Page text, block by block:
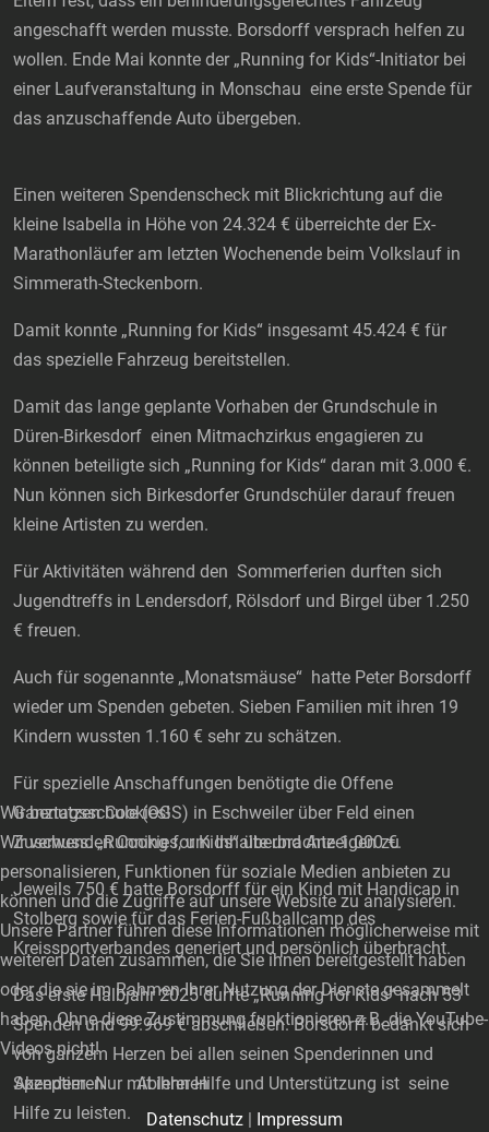
angeschafft werden musste. Borsdorff versprach helfen zu
wollen. Ende Mai konnte der „Running for Kids“-Initiator bei
einer Laufveranstaltung in Monschau eine erste Spende für
das anzuschaffende Auto übergeben.
Einen weiteren Spendenscheck mit Blickrichtung auf die
kleine Isabella in Höhe von 24.324 € überreichte der Ex-
Marathonläufer am letzten Wochenende beim Volkslauf in
Simmerath-Steckenborn.
Damit konnte „Running for Kids“ insgesamt 45.424 € für
das spezielle Fahrzeug bereitstellen.
Damit das lange geplante Vorhaben der Grundschule in
Düren-Birkesdorf einen Mitmachzirkus engagieren zu
können beteiligte sich „Running for Kids“ daran mit 3.000 €.
Nun können sich Birkesdorfer Grundschüler darauf freuen
kleine Artisten zu werden.
Für Aktivitäten während den Sommerferien durften sich
Jugendtreffs in Lendersdorf, Rölsdorf und Birgel über 1.250
€ freuen.
Auch für sogenannte „Monatsmäuse“ hatte Peter Borsdorff
wieder um Spenden gebeten. Sieben Familien mit ihren 19
Kindern wussten 1.160 € sehr zu schätzen.
Für spezielle Anschaffungen benötigte die Offene
Ganztagsschule (OGS) in Eschweiler über Feld einen
Zuschuss. „Running for Kids“ überbrachte 1.000 €.
Jeweils 750 € hatte Borsdorff für ein Kind mit Handicap in
Stolberg sowie für das Ferien-Fußballcamp des
Kreissportverbandes generiert und persönlich überbracht.
Das erste Halbjahr 2025 durfte „Running for Kids“ nach 53
Spenden und 99.969 € abschließen. Borsdorff bedankt sich
von ganzem Herzen bei allen seinen Spenderinnen und
Spendern. Nur mit ihrer Hilfe und Unterstützung ist seine
Hilfe zu leisten.
Wir benutzen Cookies!
Wir verwenden Cookies, um Inhalte und Anzeigen zu
personalisieren, Funktionen für soziale Medien anbieten zu
können und die Zugriffe auf unsere Website zu analysieren.
Unsere Partner führen diese Informationen möglicherweise mit
weiteren Daten zusammen, die Sie ihnen bereitgestellt haben
oder die sie im Rahmen Ihrer Nutzung der Dienste gesammelt
haben. Ohne diese Zustimmung funktionieren z.B. die YouTube-
Videos nicht!
Akzeptieren
Ablehnen
Datenschutz | Impressum